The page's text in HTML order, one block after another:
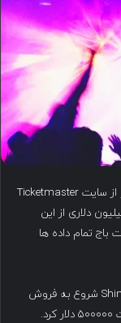
هکرها ادعا کردند ۱۶۶٫۰۰۰ بلیط کنسرت Tylor Swift را از سایت Ticketmaster
برده اند. همچنین آن ها درخواست باج ۲ میلیون دلاری از این
تمام داده ها
در ماه می، یک هکر معروف تهدید به نام ShinyHunters شروع به فروش